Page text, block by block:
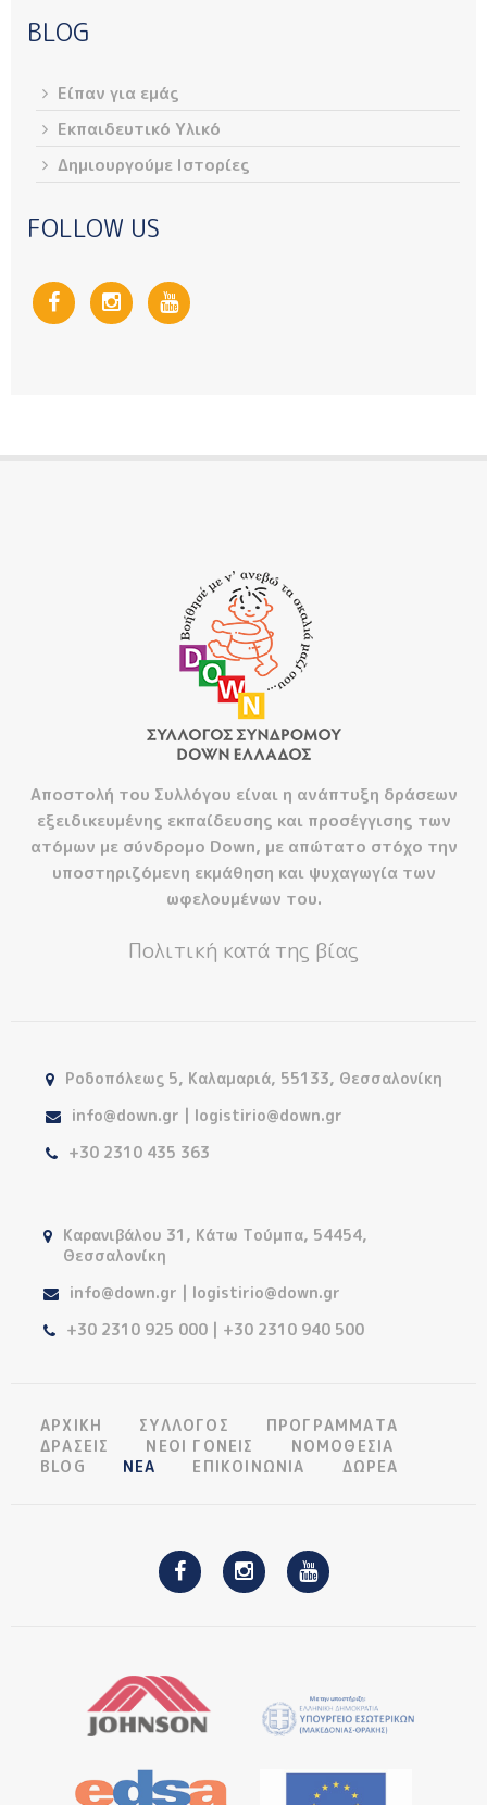
BLOG
Είπαν για εμάς
Εκπαιδευτικό Υλικό
Δημιουργούμε Ιστορίες
FOLLOW US
Αποστολή του Συλλόγου είναι η ανάπτυξη δράσεων
εξειδικευμένης εκπαίδευσης και προσέγγισης των
ατόμων με σύνδρομο Down, με απώτατο στόχο την
υποστηριζόμενη εκμάθηση και ψυχαγωγία των
ωφελουμένων του.
Πολιτική κατά της βίας
Ροδοπόλεως 5, Καλαμαριά, 55133, Θεσσαλονίκη
info@down.gr | logistirio@down.gr
+30 2310 435 363
Καρανιβάλου 31, Κάτω Τούμπα, 54454,
Θεσσαλονίκη
info@down.gr | logistirio@down.gr
+30 2310 925 000 | +30 2310 940 500
ΑΡΧΙΚΗ ΣΥΛΛΟΓΟΣ
ΠΡΟΓΡΑΜΜΑΤΑ
ΔΡΑΣΕΙΣ
ΝΕΟΙ ΓΟΝΕΙΣ
ΝΟΜΟΘΕΣΙΑ
BLOG
ΝΕΑ ΕΠΙΚΟΙΝΩΝΙΑ ΔΩΡΕΑ